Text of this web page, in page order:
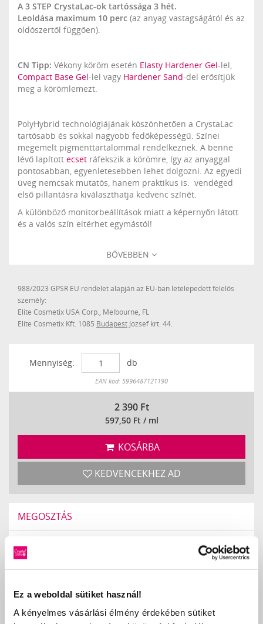
Ez a weboldal sütiket használ!
A kényelmes vásárlási élmény érdekében sütiket
A 3 STEP CrystaLac-ok tartóssága 3 hét.
Leoldása maximum 10 perc (az anyag vastagságától és az
oldószertől függően).
CN Tipp: Vékony köröm esetén Elasty Hardener Gel-lel,
Compact Base Gel-lel vagy Hardener Sand-del erősítjük
meg a körömlemezt.
PolyHybrid technológiájának köszönhetően a CrystaLac
tartósabb és sokkal nagyobb fedőképességű. Színei
megemelt pigmenttartalommal rendelkeznek. A benne
lévő lapított ecset ráfekszik a körömre, így az anyaggal
pontosabban, egyenletesebben lehet dolgozni. Az egyedi
üveg nemcsak mutatós, hanem praktikus is: vendéged
első pillantásra kiválaszthatja kedvenc színét.
A különböző monitorbeállítások miatt a képernyőn látott
és a valós szín eltérhet egymástól!
BŐVEBBEN
988/2023 GPSR EU rendelet alapján az EU-ban letelepedett felelős
személy:
Elite Cosmetix USA Corp., Melbourne, FL
Elite Cosmetix Kft. 1085 Budapest József krt. 44.
Mennyiség: db
Készleten
EAN kód: 5996487121190
2 390 Ft
597,50 Ft / ml
KOSÁRBA
KEDVENCEKHEZ AD
MEGOSZTÁS
TOVÁBBI 3 STEP CRYSTALAC (3S SZÍNEK)